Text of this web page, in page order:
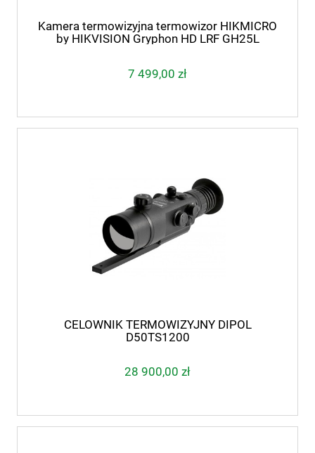
Kamera termowizyjna termowizor HIKMICRO
by HIKVISION Gryphon HD LRF GH25L
7 499,00 zł
CELOWNIK TERMOWIZYJNY DIPOL
D50TS1200
28 900,00 zł